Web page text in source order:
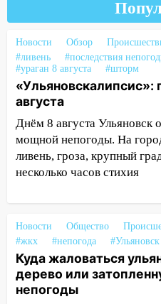
мошенники под
14:12
Куда
упавшее дерево или
после непогоды
13:59 В Новом
ветром сорвало
строящегося дома
13:54 В мэрии
как устраняют
Ульяновск: дерево
Орджоникидзе
13:47 На Нижней
ветром вырвало
Новости Обзор
#ливень
#последствия
#ураган 8 августа
#шторм
«Ульяновскалипсис»:
августа
Днём 8 августа Ульяновск
мощной непогоды. На
ливень, гроза, крупный
несколько часов стихия
Новости Общество
#жкх
#непогода #Ульяновск
Куда жаловаться
дерево или
непогоды